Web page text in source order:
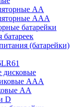
АА
ААА
батарейки
батареек
(батарейки)
дисковые
ААА
АА
D